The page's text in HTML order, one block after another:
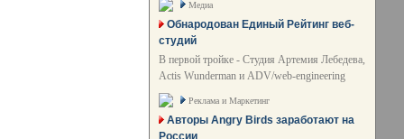
Медиа
Обнародован Единый Рейтинг веб-
студий
В первой тройке - Студия Артемия Лебедева,
Actis Wunderman и ADV/web-engineering
Реклама и Маркетинг
Авторы Angry Birds заработают на
России